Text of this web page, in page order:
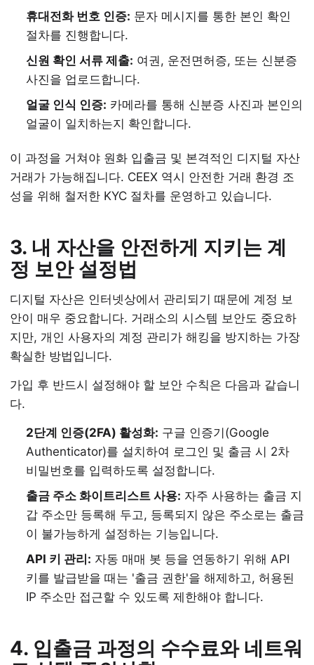
휴대전화 번호 인증: 문자 메시지를 통한 본인 확인
절차를 진행합니다.
신원 확인 서류 제출: 여권, 운전면허증, 또는 신분증
사진을 업로드합니다.
얼굴 인식 인증: 카메라를 통해 신분증 사진과 본인의
얼굴이 일치하는지 확인합니다.
이 과정을 거쳐야 원화 입출금 및 본격적인 디지털 자산
거래가 가능해집니다. CEEX 역시 안전한 거래 환경 조
성을 위해 철저한 KYC 절차를 운영하고 있습니다.
3. 내 자산을 안전하게 지키는 계
정 보안 설정법
디지털 자산은 인터넷상에서 관리되기 때문에 계정 보
안이 매우 중요합니다. 거래소의 시스템 보안도 중요하
지만, 개인 사용자의 계정 관리가 해킹을 방지하는 가장
확실한 방법입니다.
가입 후 반드시 설정해야 할 보안 수칙은 다음과 같습니
다.
2단계 인증(2FA) 활성화: 구글 인증기(Google
Authenticator)를 설치하여 로그인 및 출금 시 2차
비밀번호를 입력하도록 설정합니다.
출금 주소 화이트리스트 사용: 자주 사용하는 출금 지
갑 주소만 등록해 두고, 등록되지 않은 주소로는 출금
이 불가능하게 설정하는 기능입니다.
API 키 관리: 자동 매매 봇 등을 연동하기 위해 API
키를 발급받을 때는 '출금 권한'을 해제하고, 허용된
IP 주소만 접근할 수 있도록 제한해야 합니다.
4. 입출금 과정의 수수료와 네트워